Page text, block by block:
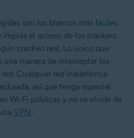
son los blancos más fáciles
el acceso de los crackers.
crackeo real. Lo único que
una manera de interceptar los
Cualquier red inalámbrica
así que tenga especial
Wi-Fi públicas y no se olvide de
VPN .